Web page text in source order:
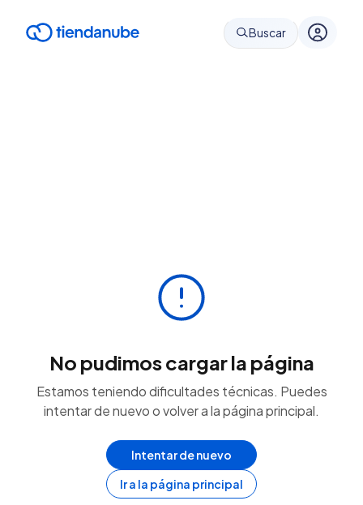
Buscar
No pudimos cargar la página
Estamos teniendo dificultades técnicas. Puedes
intentar de nuevo o volver a la página principal.
Intentar de nuevo
Ir a la página principal